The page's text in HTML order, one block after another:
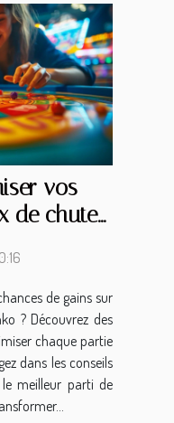
vos
de chute
de gains sur
? Découvrez des
chaque partie
dans les conseils
meilleur parti de